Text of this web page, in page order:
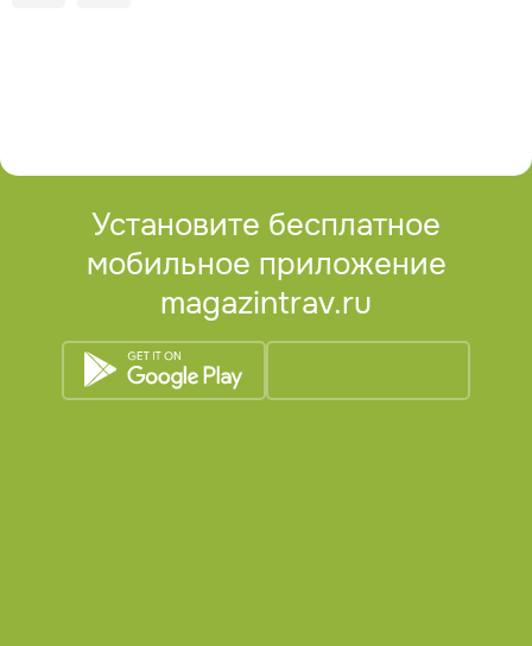
Установите бесплатное
мобильное приложение
magazintrav.ru